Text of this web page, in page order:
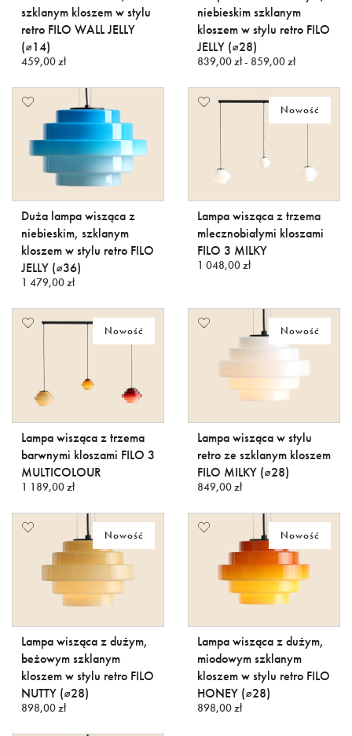
szklanym kloszem w stylu
retro FILO WALL JELLY
(⌀14)
459,00 zł
niebieskim szklanym
kloszem w stylu retro FILO
JELLY (⌀28)
839,00 zł - 859,00 zł
Duża lampa wisząca z
niebieskim, szklanym
kloszem w stylu retro FILO
JELLY (⌀36)
1 479,00 zł
Nowość
Lampa wisząca z trzema
mlecznobiałymi kloszami
FILO 3 MILKY
1 048,00 zł
Nowość
Lampa wisząca z trzema
barwnymi kloszami FILO 3
MULTICOLOUR
1 189,00 zł
Nowość
Lampa wisząca w stylu
retro ze szklanym kloszem
FILO MILKY (⌀28)
849,00 zł
Nowość
Lampa wisząca z dużym,
beżowym szklanym
kloszem w stylu retro FILO
NUTTY (⌀28)
898,00 zł
Nowość
Lampa wisząca z dużym,
miodowym szklanym
kloszem w stylu retro FILO
HONEY (⌀28)
898,00 zł